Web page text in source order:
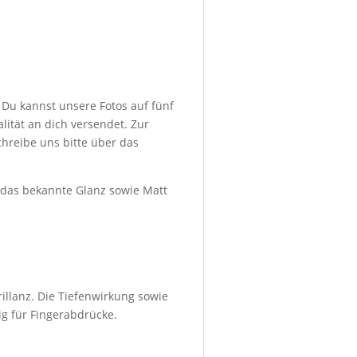
kannst unsere Fotos auf fünf
an dich versendet. Zur
uns bitte über das
bekannte Glanz sowie Matt
Die Tiefenwirkung sowie
für Fingerabdrücke.